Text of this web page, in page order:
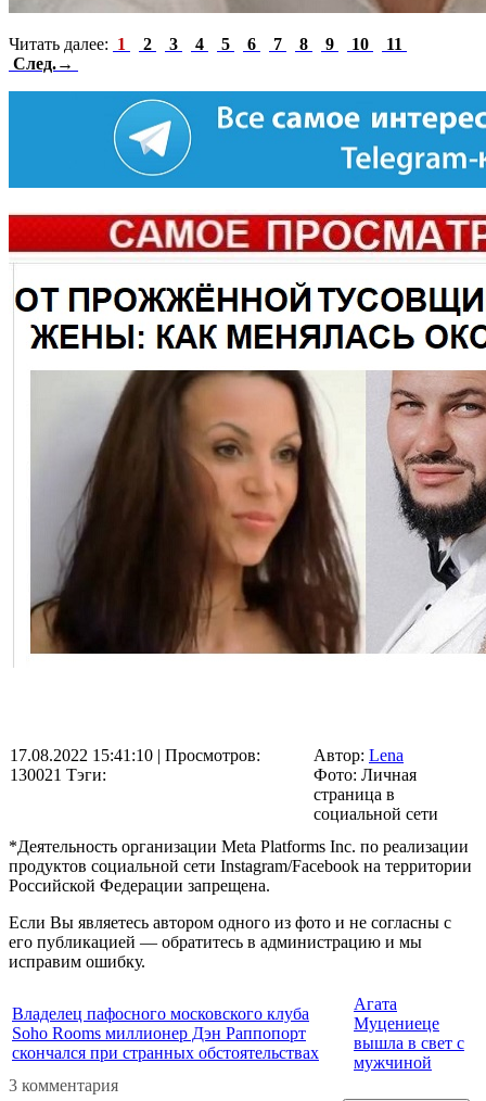
Читать далее: 1 2 3 4 5 6 7 8 9 10
11
След.→
17.08.2022 15:41:10 | Просмотров:
130021 Тэги:
Автор: Lena
Фото: Личная
страница в
социальной сети
*Деятельность организации Meta Platforms Inc. по реализации
продуктов социальной сети Instagram/Facebook на территории
Российской Федерации запрещена.
Если Вы являетесь автором одного из фото и не согласны с
его публикацией — обратитесь в администрацию и мы
исправим ошибку.
Владелец пафосного московского клуба
Soho Rooms миллионер Дэн Раппопорт
скончался при странных обстоятельствах
Агата
Муцениеце
вышла в свет с
мужчиной
3 комментария